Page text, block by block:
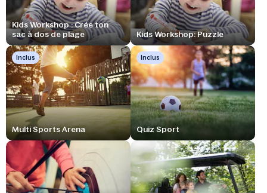
Kids Workshop : Crée ton
sac à dos de plage
Kids Workshop: Puzzle
Inclus
Multi Sports Arena
Inclus
Quiz Sport